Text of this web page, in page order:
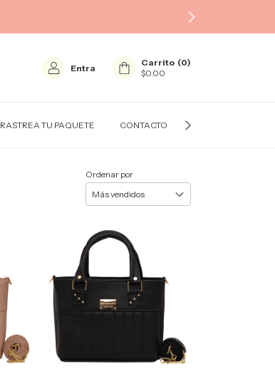
Entra Carrito (0)
$0.00
RASTREA TU PAQUETE CONTACTO
Ordenar por